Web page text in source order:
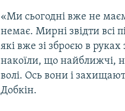
«Ми сьогодні вже не
немає. Мирні звідти всі
які вже зі зброєю в
накоїли, що найближчі,
волі. Ось вони і
Добкін.